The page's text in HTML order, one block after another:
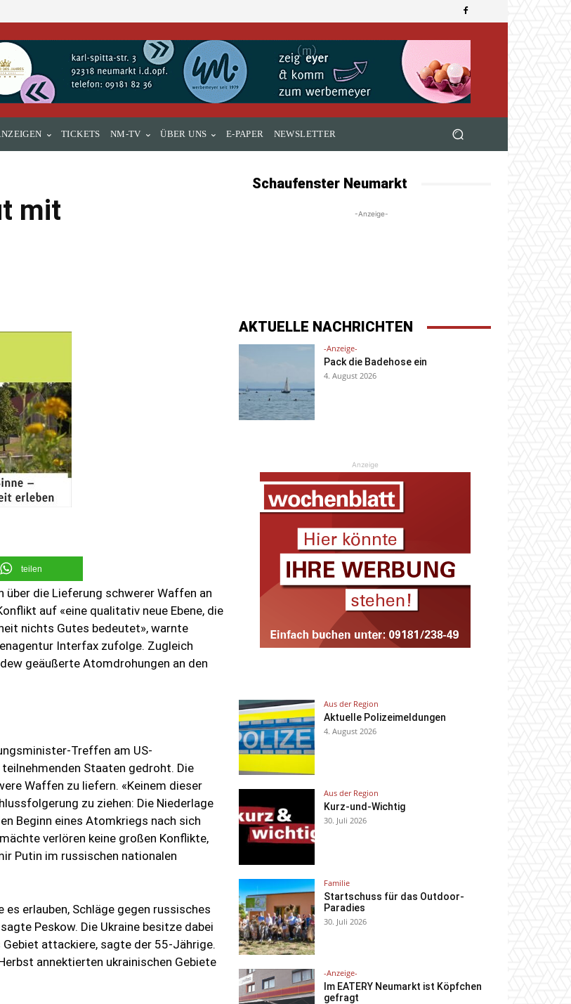
TICKETS NM-TV ÜBER UNS E-PAPER NEWSLETTER
mit
Schaufenster Neumarkt
-Anzeige-
teilen
über die Lieferung schwerer Waffen an
auf «eine qualitativ neue Ebene, die
nichts Gutes bedeutet», warnte
Interfax zufolge. Zugleich
geäußerte Atomdrohungen an den
Treffen am US-
Staaten gedroht. Die
Waffen zu liefern. «Keinem dieser
zu ziehen: Die Niederlage
Beginn eines Atomkriegs nach sich
verlören keine großen Konflikte,
Putin im russischen nationalen
erlauben, Schläge gegen russisches
Peskow. Die Ukraine besitze dabei
attackiere, sagte der 55-Jährige.
annektierten ukrainischen Gebiete
AKTUELLE NACHRICHTEN
-Anzeige-
Pack die Badehose ein
4. August 2026
Anzeige
Aus der Region
Aktuelle Polizeimeldungen
4. August 2026
Aus der Region
Kurz-und-Wichtig
30. Juli 2026
Familie
Startschuss für das Outdoor-
Paradies
30. Juli 2026
-Anzeige-
Im EATERY Neumarkt ist Köpfchen
gefragt